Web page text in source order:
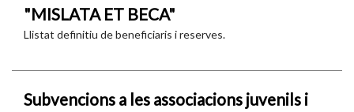
"MISLATA ET BECA"
Llistat definitiu de beneficiaris i reserves.
Subvencions a les associacions juvenils i